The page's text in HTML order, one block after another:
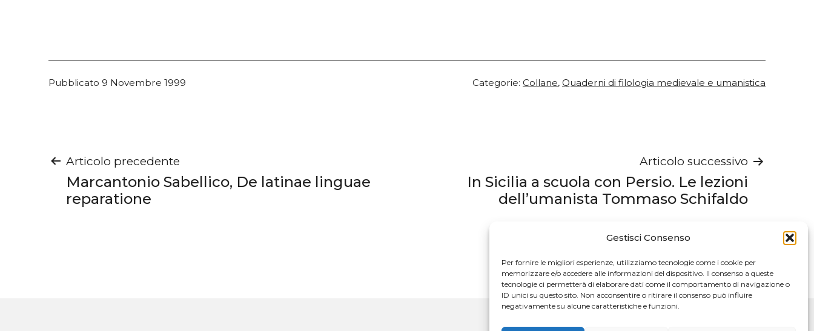
Gestisci Consenso
Per fornire le migliori esperienze, utilizziamo tecnologie come i cookie per
memorizzare e/o accedere alle informazioni del dispositivo. Il consenso a queste
tecnologie ci permetterà di elaborare dati come il comportamento di navigazione o
ID unici su questo sito. Non acconsentire o ritirare il consenso può influire
negativamente su alcune caratteristiche e funzioni.
Pubblicato 9 Novembre 1999 Categorie: Collane, Quaderni di filologia medievale e umanistica
Navigazione
articoli
Articolo precedente
Marcantonio Sabellico, De latinae linguae
reparatione
Articolo successivo
In Sicilia a scuola con Persio. Le lezioni
dell’umanista Tommaso Schifaldo